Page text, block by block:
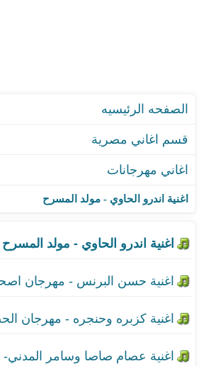
اغنية اندرو الحاوي - مولد المسرح
اغنية اندرو الحاوي - مولد
اغنية حسن البرنس - مهرجان
اغنية كزبره وحنجره -
اغنية شواحة - مهرجان قاعدة
اغنية شبرا الجنرال - مهرجان